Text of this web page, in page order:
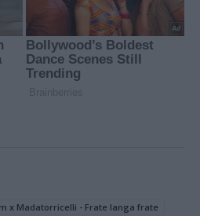
x Madatorricelli - Frate langa frate